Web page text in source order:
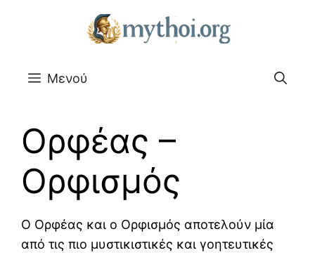
Μενού
Ορφέας –
Ορφισμός
Ο Ορφέας και ο Ορφισμός αποτελούν μία
από τις πιο μυστικιστικές και γοητευτικές